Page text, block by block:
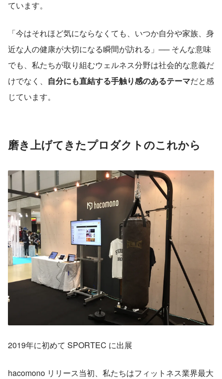
ています。
「今はそれほど気にならなくても、いつか自分や家族、身
近な人の健康が大切になる瞬間が訪れる」── そんな意味
でも、私たちが取り組むウェルネス分野は社会的な意義だ
けでなく、 自分にも直結する手触り感のあるテーマだと感
じています。
磨き上げてきたプロダクトのこれから
2019年に初めて SPORTEC に出展
hacomono リリース当初、私たちはフィットネス業界最大